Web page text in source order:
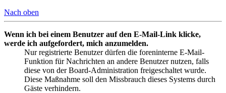
Nach oben
Wenn ich bei einem Benutzer auf den E-Mail-Link klicke,
werde ich aufgefordert, mich anzumelden.
Nur registrierte Benutzer dürfen die foreninterne E-Mail-
Funktion für Nachrichten an andere Benutzer nutzen, falls
diese von der Board-Administration freigeschaltet wurde.
Diese Maßnahme soll den Missbrauch dieses Systems durch
Gäste verhindern.